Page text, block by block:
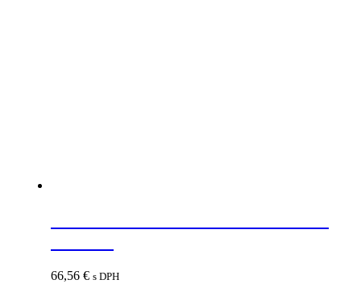
66,56 € s DPH